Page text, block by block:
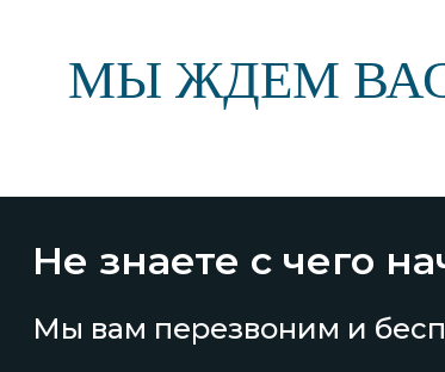
МЫ ЖДЕМ
Не знаете с чего
Мы вам перезвоним и